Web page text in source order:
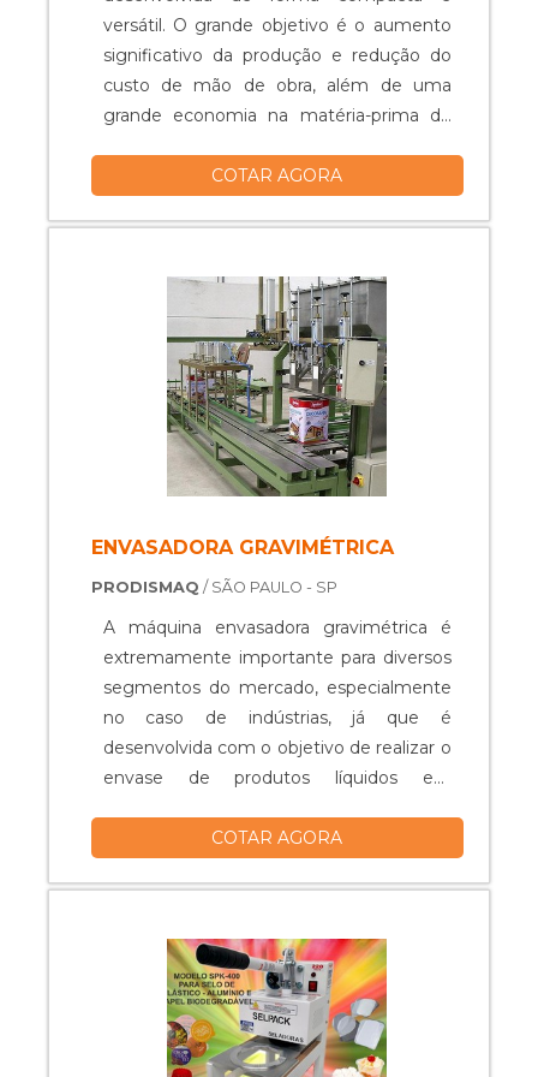
versátil. O grande objetivo é o aumento
significativo da produção e redução do
custo de mão de obra, além de uma
grande economia na matéria-prima de
com comando eletrônico por IHM de 7
temperaturas independentes, sensor foto
da embalagem, datador Hot Stamping
ou impressora a lase....
COTAR AGORA
ENVASADORA GRAVIMÉTRICA
PRODISMAQ / SÃO PAULO - SP
A máquina envasadora gravimétrica é
extremamente importante para diversos
segmentos do mercado, especialmente
no caso de indústrias, já que é
desenvolvida com o objetivo de realizar o
envase de produtos líquidos em
variados.O EQUIPAMENTO É MUITO
da máquina de envase é a capacidade de
garante alta precisão na distribuição dos
compostos. Aliás, o equipamento é
confeccionado com materiais de ponta e
não requer manutenções constantes,
COTAR AGORA